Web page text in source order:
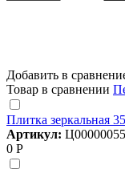
Добавить в
Товар в сравнении
Плитка зеркальная
Артикул:
0 Р